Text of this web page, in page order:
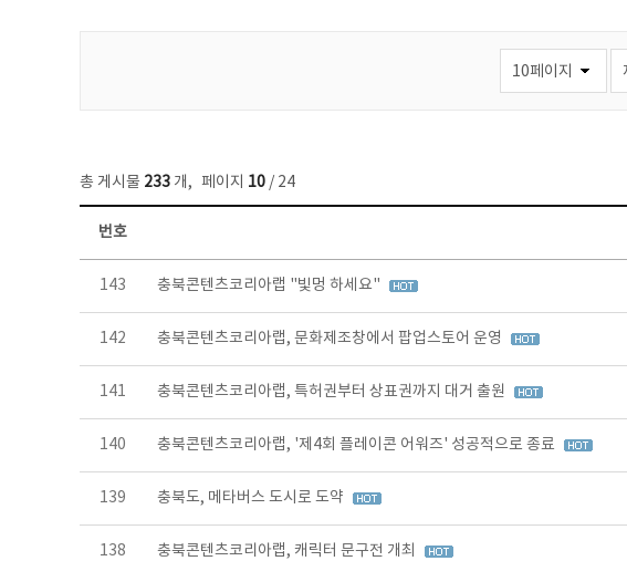
총 게시물 233 개, 페이지 10 / 24
보도자료 목록 - 번호, 제목, 작성자, 파일, 조회수, 작성일 정보 제공
번호
143 충북콘텐츠코리아랩 "빛멍 하세요"
142 충북콘텐츠코리아랩, 문화제조창에서 팝업스토어 운영
141 충북콘텐츠코리아랩, 특허권부터 상표권까지 대거 출원
140 충북콘텐츠코리아랩, '제4회 플레이콘 어워즈' 성공적으로 종료
139 충북도, 메타버스 도시로 도약
138 충북콘텐츠코리아랩, 캐릭터 문구전 개최